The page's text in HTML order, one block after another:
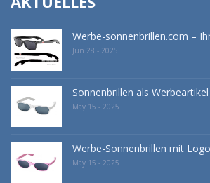
Werbe-sonnenbrillen.com –
Jun 28 - 2025
Sonnenbrillen als
May 15 - 2025
Werbe-Sonnenbrillen mit
May 15 - 2025